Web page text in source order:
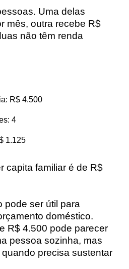
Uma delas
mês, outra recebe R$
não têm renda
R$ 4.500
4
1.125
capita familiar é de R$
pode ser útil para
doméstico.
R$ 4.500 pode parecer
pessoa sozinha, mas
precisa sustentar